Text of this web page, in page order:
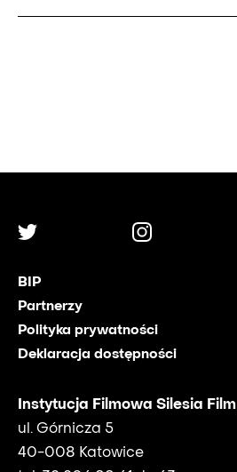
Instytucja Filmowa Silesia Film
ul. Górnicza 5
40-008 Katowice
BIP
Partnerzy
Polityka prywatności
Deklaracja dostępności